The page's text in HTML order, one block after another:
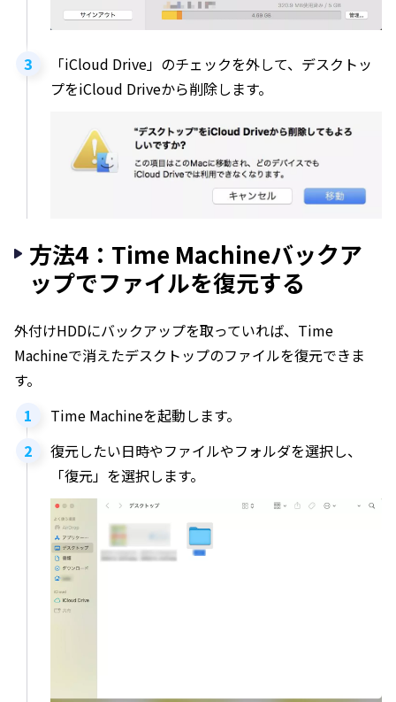
「iCloud Drive」のチェックを外して、デスクトッ
プをiCloud Driveから削除します。
方法4：Time Machineバックア
ップでファイルを復元する
外付けHDDにバックアップを取っていれば、Time
Machineで消えたデスクトップのファイルを復元できま
す。
Time Machineを起動します。
復元したい日時やファイルやフォルダを選択し、
「復元」を選択します。